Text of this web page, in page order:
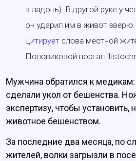
в ладонь). В другой руке у
он ударил им в живот
цитирует слова местной
Половиковой портал
Мужчина обратился к медикам:
сделали укол от бешенства.
экспертизу, чтобы установить,
животное бешенством.
За последние два месяца, по
жителей, волки загрызли в